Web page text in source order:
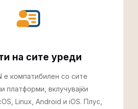
на сите уреди
е компатибилен со сите
платформи, вклучувајќи
Linux, Android и iOS. Плус,